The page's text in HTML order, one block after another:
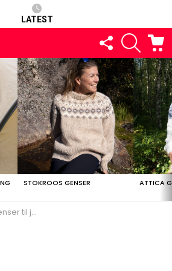
LATEST
FOLLOW
US
SEARCH
STOKROOS GENSER ATTICA
jente / barn